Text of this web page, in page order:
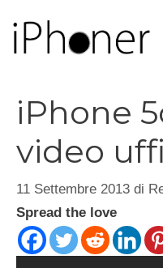
contenuto
iPhone
video
11 Settembre 2013 di
Spread the love